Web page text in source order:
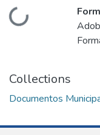
Loading...
Collections
Documentos